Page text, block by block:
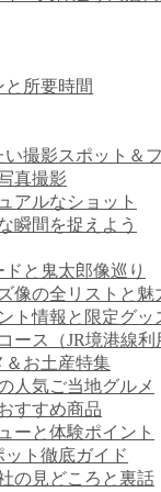
所要時間
撮影スポット＆
真撮影
アルなショット
瞬間を捉えよう
と鬼太郎像巡り
像の全リストと魅
ト情報と限定グッ
ース（JR境港線利
＆お土産特集
人気ご当地グルメ
すすめ商品
ーと体験ポイント
ト徹底ガイド
の見どころと裏話